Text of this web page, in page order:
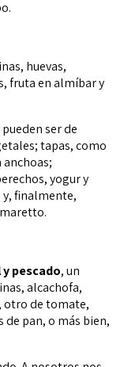
huevas,
fruta en almíbar y
ser de
tapas, como
yogur y
y, finalmente,
pescado, un
alcachofa,
otro de tomate,
de pan, o más bien,